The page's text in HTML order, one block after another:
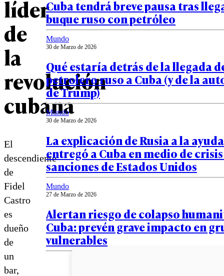
líder
de
la
revolución
cubana
El
descendiente
de
Fidel
Castro
es
dueño
de
un
bar,
Cuba tendrá breve pausa tras
buque ruso con petróleo
Mundo
30 de Marzo de 2026
Qué estaría detrás de la llegada
petrolero ruso a Cuba (y de la
de Trump)
Mundo
30 de Marzo de 2026
La explicación de Rusia a la
entregó a Cuba en medio de
sanciones de Estados Unidos
Mundo
27 de Marzo de 2026
Alertan riesgo de colapso
Cuba: prevén grave impacto en
vulnerables